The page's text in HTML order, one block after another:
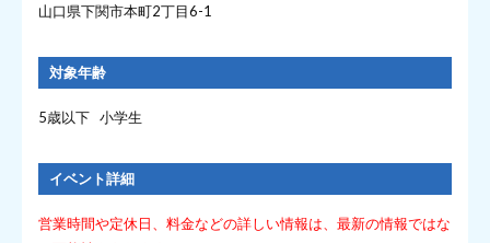
山口県下関市本町2丁目6-1
対象年齢
5歳以下 小学生
イベント詳細
営業時間や定休日、料金などの詳しい情報は、最新の情報ではな